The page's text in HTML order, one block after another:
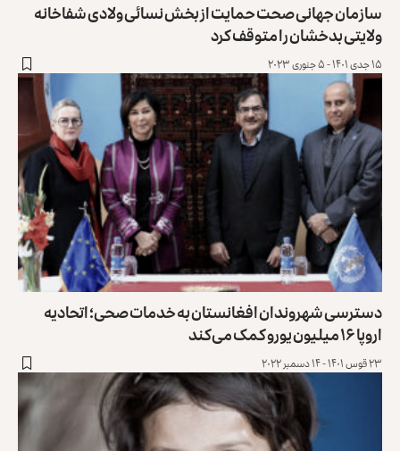
سازمان جهانی صحت حمایت از بخش نسائی ولادی شفاخانه
ولایتی بدخشان را متوقف کرد
۱۵ جدی ۱۴۰۱ - ۵ جنوری ۲۰۲۳
دسترسی شهروندان افغانستان به خدمات صحی؛ اتحادیه
اروپا ۱۶ میلیون یورو کمک می‌کند
۲۳ قوس ۱۴۰۱ - ۱۴ دسمبر ۲۰۲۲